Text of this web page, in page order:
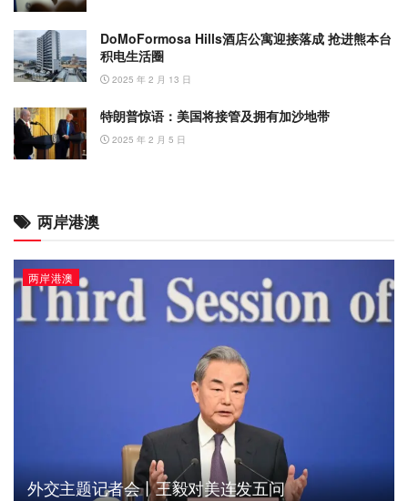
DoMoFormosa Hills酒店公寓迎接落成 抢进熊本台
积电生活圈
2025 年 2 月 13 日
特朗普惊语：美国将接管及拥有加沙地带
2025 年 2 月 5 日
两岸港澳
两岸港澳
外交主题记者会丨王毅对美连发五问